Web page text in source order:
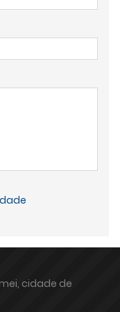
cidade de